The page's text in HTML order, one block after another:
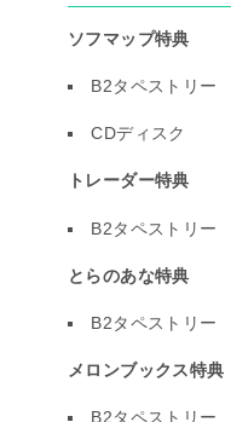
ソフマップ特典
B2タペストリー
CDディスク
トレーダー特典
B2タペストリー
とらのあな特典
B2タペストリー
メロンブックス特典
B2タペストリー